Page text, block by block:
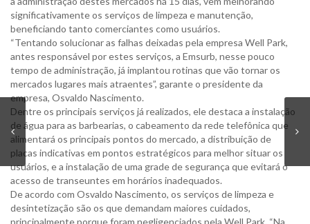
significativamente os serviços de limpeza e manutenção,
beneficiando tanto comerciantes como usuários.
“Tentando solucionar as falhas deixadas pela empresa Well Park,
antes responsável por estes serviços, a Emsurb, nesse pouco
tempo de administração, já implantou rotinas que vão tornar os
mercados lugares mais atraentes”, garante o presidente da
empresa, Osvaldo Nascimento.
Dentre os principais serviços já realizados, ele destaca a instalação
de água para as barbearias, o cabeamento da rede telefônica que
alimentará os principais pontos do mercado, a distribuição de
placas indicativas em pontos estratégicos para melhor situar os
usuários, e a instalação de uma grade de segurança que evitará o
acesso de transeuntes em horários inadequados.
De acordo com Osvaldo Nascimento, os serviços de limpeza e
desintetização são os que demandam maiores cuidados,